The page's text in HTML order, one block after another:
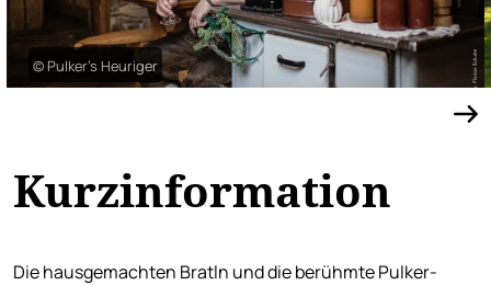
© Pulker’s Heuriger
Kurzinformation
Die hausgemachten Bratln und die berühmte Pulker-